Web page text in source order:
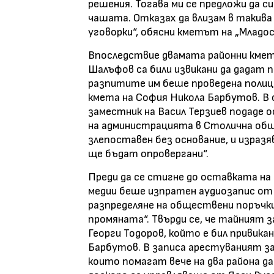
решения. Тогава ми се предложи да
чашата. Отказах да влизам в такива
уговорки“, обясни кметът на
Впоследствие двамата районни
Шалъфов са били извикани да дадат
разпитите им беше проведена
кмета на София Никола Барбутов. В
заместник на Васил Терзиев подаде
на администрацията в Столична
злепоставен без основание, и
ще бъдат опровергани“.
Преди да се стигне до оставката
медии беше изпратен аудиозапис
разпределяне на обществени
промяната“. Твърди се, че тайният
Георги Тодоров, който е бил
Барбутов. В записа арестуваният
които помагат вече на два района